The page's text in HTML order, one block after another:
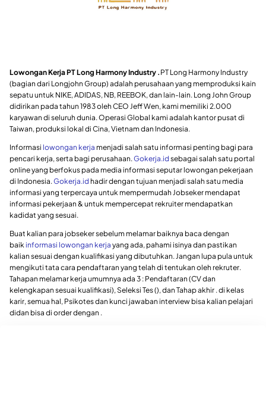
Lowongan Kerja PT Long Harmony Industry . PT Long Harmony Industry
(bagian dari Longjohn Group) adalah perusahaan yang memproduksi kain
sepatu untuk NIKE, ADIDAS, NB, REEBOK, dan lain-lain. Long John Group
didirikan pada tahun 1983 oleh CEO Jeff Wen, kami memiliki 2.000
karyawan di seluruh dunia. Operasi Global kami adalah kantor pusat di
Taiwan, produksi lokal di Cina, Vietnam dan Indonesia.
Informasi lowongan kerja menjadi salah satu informasi penting bagi para
pencari kerja, serta bagi perusahaan.Gokerja.id sebagai salah satu portal
online yang berfokus pada media informasi seputar lowongan pekerjaan
di Indonesia.Gokerja.id hadir dengan tujuan menjadi salah satu media
informasi yang terpercaya untuk mempermudah Jobseker mendapat
informasi pekerjaan & untuk mempercepat rekruiter mendapatkan
kadidat yang sesuai.
Buat kalian para jobseker sebelum melamar baiknya baca dengan
baik informasi lowongan kerja yang ada, pahami isinya dan pastikan
kalian sesuai dengan kualifikasi yang dibutuhkan. Jangan lupa pula untuk
mengikuti tata cara pendaftaran yang telah di tentukan oleh rekruter.
Tahapan melamar kerja umumnya ada 3 : Pendaftaran (CV dan
kelengkapan sesuai kualifikasi), Seleksi Tes (), dan Tahap akhir . di kelas
karir, semua hal, Psikotes dan kunci jawaban interview bisa kalian pelajari
didan bisa di order dengan .